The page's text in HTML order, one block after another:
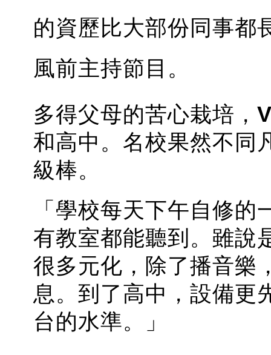
的資歷比大部份同事都
風前主持節目。
多得父母的苦心栽培，
和高中。名校果然不同
級棒。
「學校每天下午自修
有教室都能聽到。雖說
很多元化，除了播音樂
息。到了高中，設備更
台的水準。」